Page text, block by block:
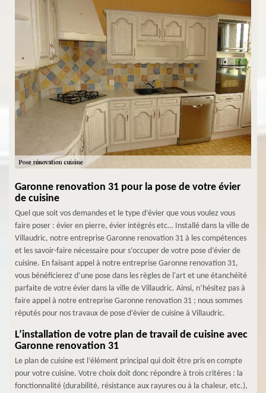
Garonne renovation 31 pour la pose de votre évier
de cuisine
Quel que soit vos demandes et le type d’évier que vous voulez vous
faire poser : évier en pierre, évier intégrés etc… Installé dans la ville de
Villaudric, notre entreprise Garonne renovation 31 à les compétences
et les savoir-faire nécessaire pour s’occuper de votre pose d’évier de
cuisine. En faisant appel à notre entreprise Garonne renovation 31,
vous bénéficierez d’une pose dans les règles de l'art et une étanchéité
parfaite de votre évier dans la ville de Villaudric. Ainsi, n’hésitez pas à
faire appel à notre entreprise Garonne renovation 31 ; nous sommes
réputés pour nos travaux de pose d’évier de cuisine à Villaudric.
L’installation de votre plan de travail de cuisine avec
Garonne renovation 31
Le plan de cuisine est l’élément principal qui doit être pris en compte
pour votre cuisine. Votre choix doit donc répondre à trois critères : la
fonctionnalité (durabilité, résistance aux rayures ou à la chaleur, etc.),